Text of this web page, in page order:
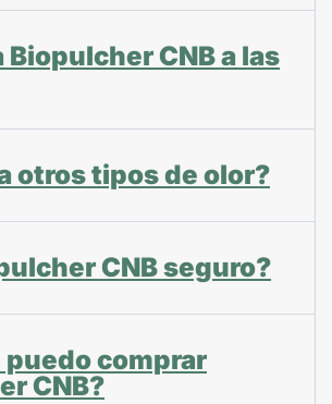
CNB a las
otros tipos de olor?
CNB seguro?
puedo comprar
CNB?